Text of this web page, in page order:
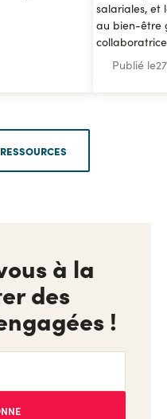
salariales, et
au bien-être
Publié le27
à la
des
!